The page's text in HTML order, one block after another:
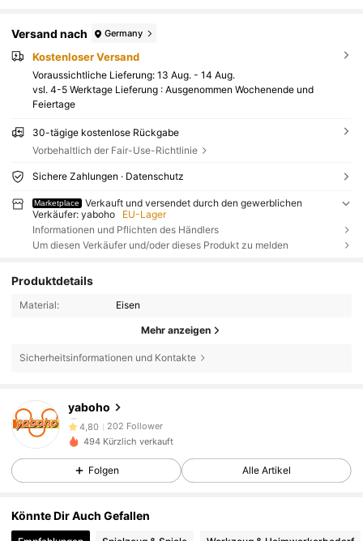
Versand nach Germany
Kostenloser Versand
Voraussichtliche Lieferung: 13 Aug. - 14 Aug.
vsl. 4-5 Werktage Lieferung : Ausgenommen Wochenende und
Feiertage
30-tägige kostenlose Rückgabe
Vorbehaltlich der Fair-Use-Richtlinie
Sichere Zahlungen · Datenschutz
Marketplace
Verkauft und versendet durch den gewerblichen
Verkäufer: yaboho
EU-Lager
Informationen und Pflichten des Händlers
Um diesen Verkäufer und/oder dieses Produkt zu melden
Produktdetails
Material: Eisen
Mehr anzeigen
Sicherheitsinformationen und Kontakte
yaboho
4,80 202 Follower
4,80
494 Kürzlich verkauft
Folgen Alle Artikel
Könnte Dir Auch Gefallen